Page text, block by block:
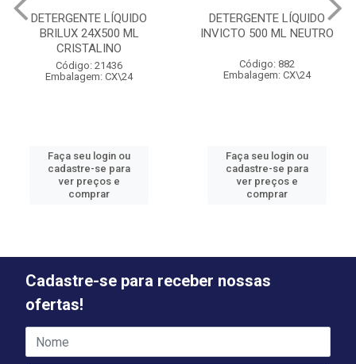
DETERGENTE LÍQUIDO
BRILUX 24X500 ML
CRISTALINO
Código: 21436
Embalagem: CX\24
Faça seu login ou
cadastre-se para
ver preços e
comprar
DETERGENTE LÍQUIDO
INVICTO 500 ML NEUTRO
Código: 882
Embalagem: CX\24
Faça seu login ou
cadastre-se para
ver preços e
comprar
Cadastre-se para receber nossas
ofertas!